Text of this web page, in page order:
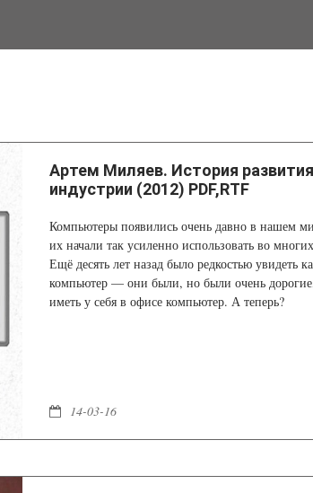
Артем Миляев. История
индустрии (2012) PDF,RTF
Компьютеры появились очень давно в нашем
их начали так усиленно использовать во
Ещё десять лет назад было редкостью увидеть
компьютер — они были, но были очень
иметь у себя в офисе компьютер. А теперь?
14-03-16